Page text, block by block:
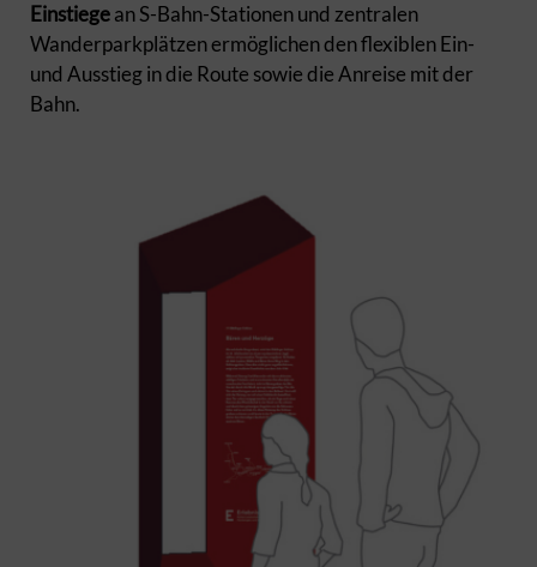
Einstiegean S-Bahn-Stationen und zentralen
Wanderparkplätzen ermöglichen den flexiblen Ein-
und Ausstieg in die Route sowie die Anreise mit der
Bahn.